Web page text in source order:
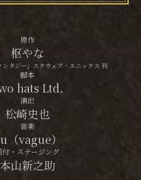
原作
枢やな
タジー」スクウェア・エニックス 刊
脚本
hats Ltd.
演出
松崎史也
音楽
（vague）
付・ステージング
本山新之助